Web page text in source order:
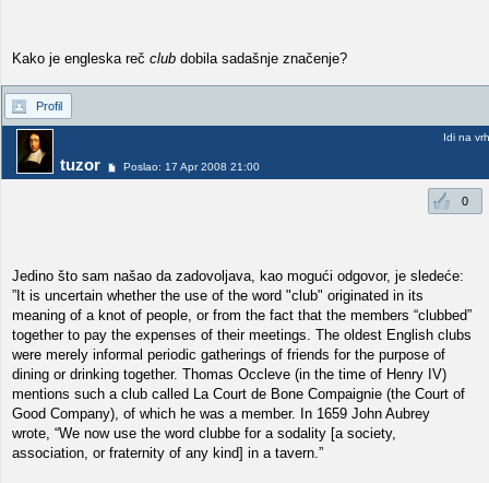
Kako je engleska reč club dobila sadašnje značenje?
Profil
tuzor Poslao: 17 Apr 2008 21:00
Idi na vrh
0
Jedino što sam našao da zadovoljava, kao mogući odgovor, je sledeće:
”It is uncertain whether the use of the word "club" originated in its
meaning of a knot of people, or from the fact that the members “clubbed”
together to pay the expenses of their meetings. The oldest English clubs
were merely informal periodic gatherings of friends for the purpose of
dining or drinking together. Thomas Occleve (in the time of Henry IV)
mentions such a club called La Court de Bone Compaignie (the Court of
Good Company), of which he was a member. In 1659 John Aubrey
wrote, “We now use the word clubbe for a sodality [a society,
association, or fraternity of any kind] in a tavern.”